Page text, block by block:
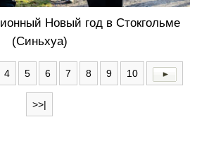
Новый год в Стокгольме
(Синьхуа)
4 5 6 7 8 9 10
>>|